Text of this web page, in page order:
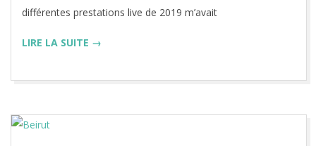
différentes prestations live de 2019 m’avait
LIRE LA SUITE →